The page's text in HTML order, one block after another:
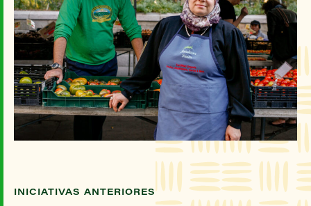
INICIATIVAS ANTERIORES